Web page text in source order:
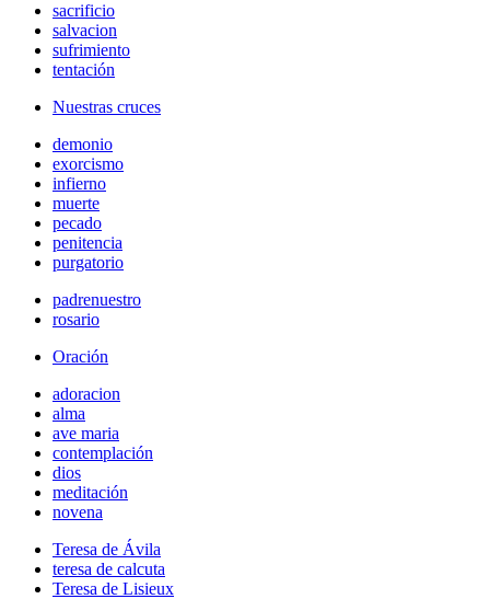
sacrificio
salvacion
sufrimiento
tentación
Nuestras cruces
demonio
exorcismo
infierno
muerte
pecado
penitencia
purgatorio
padrenuestro
rosario
Oración
adoracion
alma
ave maria
contemplación
dios
meditación
novena
Teresa de Ávila
teresa de calcuta
Teresa de Lisieux